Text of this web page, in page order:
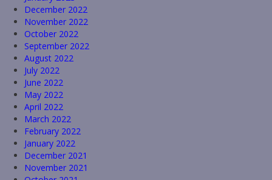
December 2022
November 2022
October 2022
September 2022
August 2022
July 2022
June 2022
May 2022
April 2022
March 2022
February 2022
January 2022
December 2021
November 2021